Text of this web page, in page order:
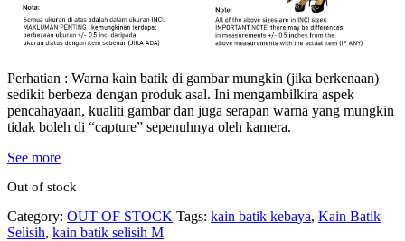
Perhatian : Warna kain batik di gambar mungkin (jika berkenaan)
sedikit berbeza dengan produk asal. Ini mengambilkira aspek
pencahayaan, kualiti gambar dan juga serapan warna yang mungkin
tidak boleh di “capture” sepenuhnya oleh kamera.
See more
Out of stock
Category: OUT OF STOCK Tags: kain batik kebaya, Kain Batik
Selisih, kain batik selisih M